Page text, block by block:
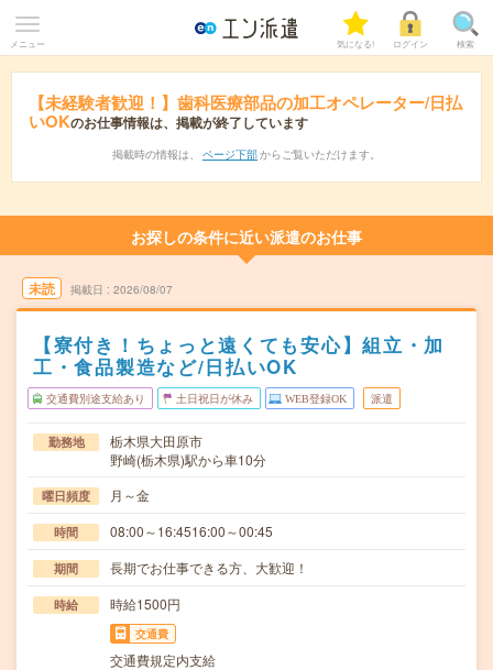
メニュー 気になる! ログイン 検索
【未経験者歓迎！】歯科医療部品の加工オペレーター/日払
いOKのお仕事情報は、掲載が終了しています
掲載時の情報は、 ページ下部 からご覧いただけます。
お探しの条件に近い派遣のお仕事
未読 掲載日 2026/08/07
【寮付き！ちょっと遠くても安心】組立・加
工・食品製造など/日払いOK
交通費別途支給あり 土日祝日が休み WEB登録OK 派遣
勤務地
栃木県大田原市
野崎(栃木県)駅から車10分
曜日頻度 月～金
時間 08:00～16:4516:00～00:45
期間 長期でお仕事できる方、大歓迎！
時給 時給1500円
交通費
交通費規定内支給